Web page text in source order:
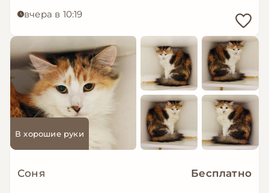
вчера в 10:19
В хорошие руки
Соня Бесплатно